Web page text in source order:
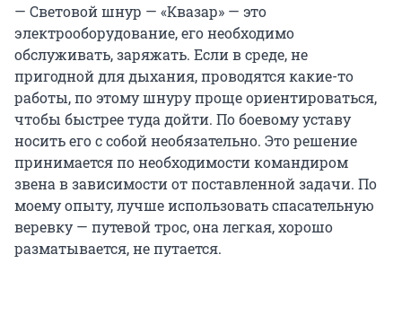
— Световой шнур — «Квазар» — это
электрооборудование, его необходимо
обслуживать, заряжать. Если в среде, не
пригодной для дыхания, проводятся какие-то
работы, по этому шнуру проще ориентироваться,
чтобы быстрее туда дойти. По боевому уставу
носить его с собой необязательно. Это решение
принимается по необходимости командиром
звена в зависимости от поставленной задачи. По
моему опыту, лучше использовать спасательную
веревку — путевой трос, она легкая, хорошо
разматывается, не путается.